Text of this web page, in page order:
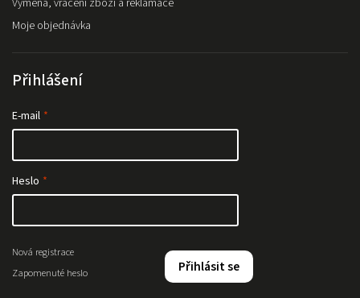
Výměna, vrácení zboží a reklamace
Moje objednávka
Přihlášení
E-mail
Heslo
Přihlásit se
Nová registrace
Zapomenuté heslo